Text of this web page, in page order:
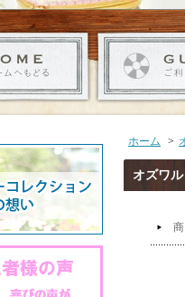
ホーム >
オズワ